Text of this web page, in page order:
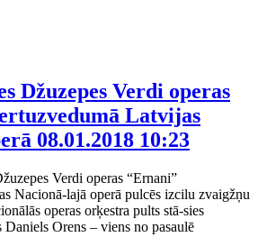
Džuzepes Verdi operas
Latvijas
08.01.2018 10:23
Verdi operas “Ernani”
Nacionā-lajā operā pulcēs izcilu zvaigžņu
operas orķestra pults stā-sies
Daniels Orens – viens no pasaulē